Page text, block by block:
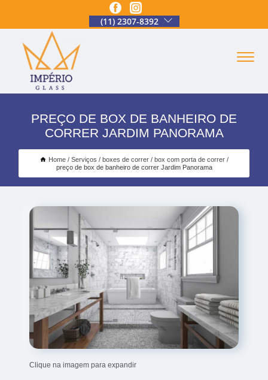
(11) 2307-8392
PREÇO DE BOX DE BANHEIRO DE
CORRER JARDIM PANORAMA
Home Serviços boxes de correr
box com porta de correr
preço de box de banheiro de correr Jardim Panorama
Clique na imagem para expandir